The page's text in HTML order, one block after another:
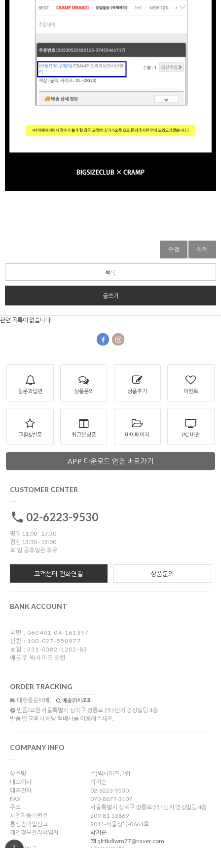
수정 삭제
목록
글쓰기
관련 목록이 없습니다.
질문과답변 상품문의 상품후기 이벤트
교환&반품 최근본상품 마이페이지 PC 버젼
APP 다운로드 연결 바로가기
CUSTOMER CENTER
02-6223-9530
평일 11:00 - 17:30
점심 13:30 - 15:00
토,일,공휴일은 휴무
고객센터 전화연결 상품문의
BANK ACCOUNT
국민 : 060401-04-161397
신한 : 100-027-550977
농협 : 351-0382-1202-83
예금주 빅사이즈클럽
ORDER TRACKING
대한통운택배 배송위치조회
반품/교환서울특별시 성북구 정릉로 251번지 명성빌딩 4층
반품 및 교환시 해당 택배사를 이용해주세요.
COMPANY INFO
상호명
주)빅사이즈클럽
대표이사
박지순
대표전화
02-6223-9530
FAX
070-8677-3107
주소
서울특별시 성북구 정릉로 251번지 명성빌딩 4층
사업자등록번호
209-81-53869
통신판매업신고
2011-서울성북-0661호
개인정보관리책임자
박지순
qlrtkdlwm77@naver.com